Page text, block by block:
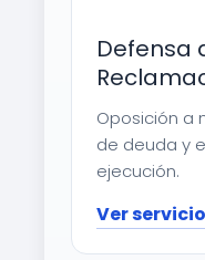
Defensa
Oposición a
de deuda y
ejecución.
Ver